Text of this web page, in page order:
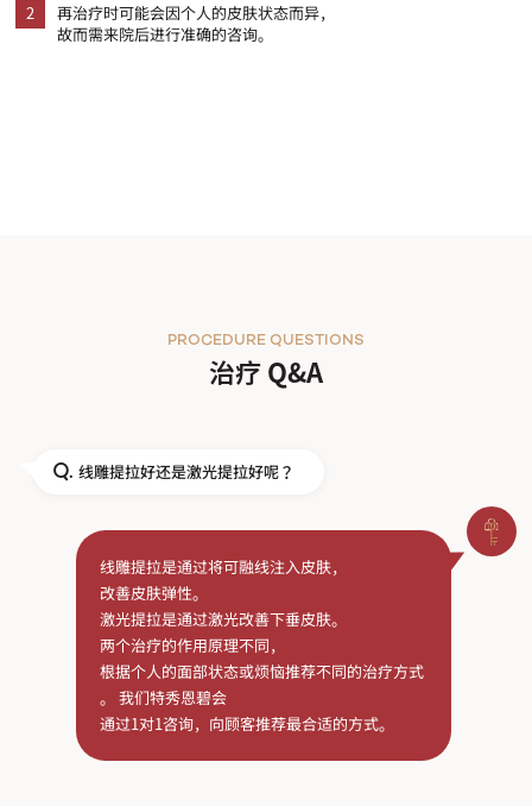
2
再治疗时可能会因个人的皮肤状态而异，
故而需来院后进行准确的咨询。
治疗 Q&A
PROCEDURE QUESTIONS
Q. 线雕提拉好还是激光提拉好呢？
线雕提拉是通过将可融线注入皮肤，
改善皮肤弹性。
激光提拉是通过激光改善下垂皮肤。
两个治疗的作用原理不同，
根据个人的面部状态或烦恼推荐不同的治疗方式
。 我们特秀恩碧会
通过1对1咨询，向顾客推荐最合适的方式。